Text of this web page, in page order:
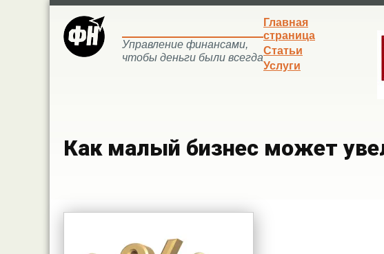
Управление финансами,
чтобы деньги были всегда
Главная
страница
Статьи
Услуги
Как малый бизнес может